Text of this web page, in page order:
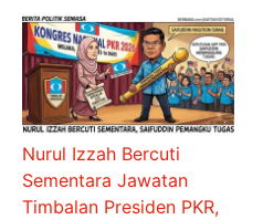
Nurul Izzah Bercuti
Sementara Jawatan
Timbalan Presiden PKR,